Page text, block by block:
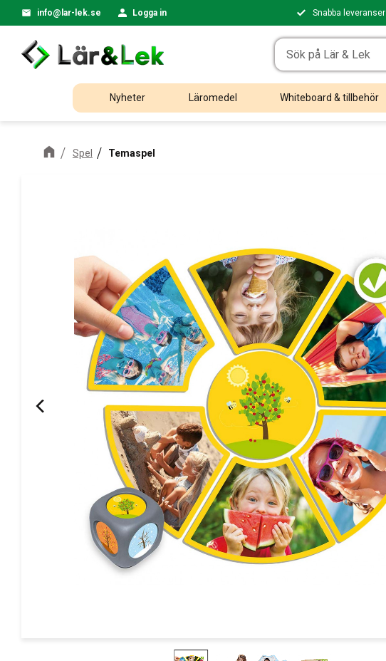
info@lar-lek.se Logga in Snabba leveranser
Nyheter Läromedel Whiteboard & tillbehör
Spel Temaspel